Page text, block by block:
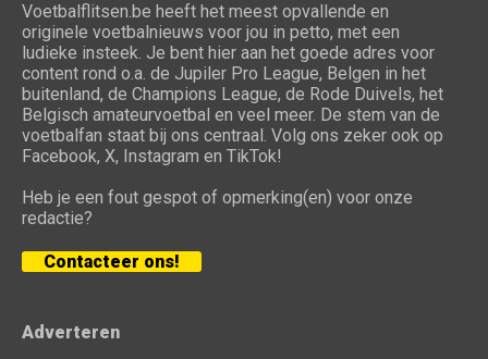
Voetbalflitsen.be heeft het meest opvallende en
originele voetbalnieuws voor jou in petto, met een
ludieke insteek. Je bent hier aan het goede adres voor
content rond o.a. de Jupiler Pro League, Belgen in het
buitenland, de Champions League, de Rode Duivels, het
Belgisch amateurvoetbal en veel meer. De stem van de
voetbalfan staat bij ons centraal. Volg ons zeker ook op
Facebook, X, Instagram en TikTok!
Heb je een fout gespot of opmerking(en) voor onze
redactie?
Contacteer ons!
Adverteren